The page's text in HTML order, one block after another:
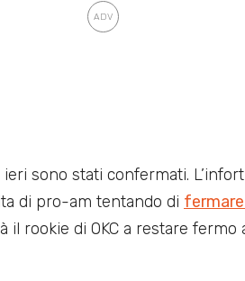
sono stati confermati.
di pro-am tentando di
rookie di OKC a restare fermo